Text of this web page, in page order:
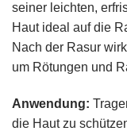
seiner leichten,
Haut ideal auf die
Nach der Rasur
um Rötungen und
Anwendung:
die Haut zu